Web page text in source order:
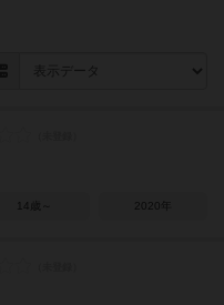
14歳～ 2020年